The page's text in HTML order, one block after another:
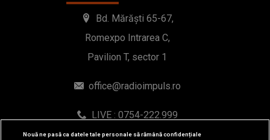
Bd. Mărăști 65-67,
Romexpo Intrarea C,
Pavilion T, sector 1
office@radioimpuls.ro
LIVE : 0754-222.999
WhatsApp: 0754-222.999
Nouă ne pasă ca datele tale personale să rămână confidențiale